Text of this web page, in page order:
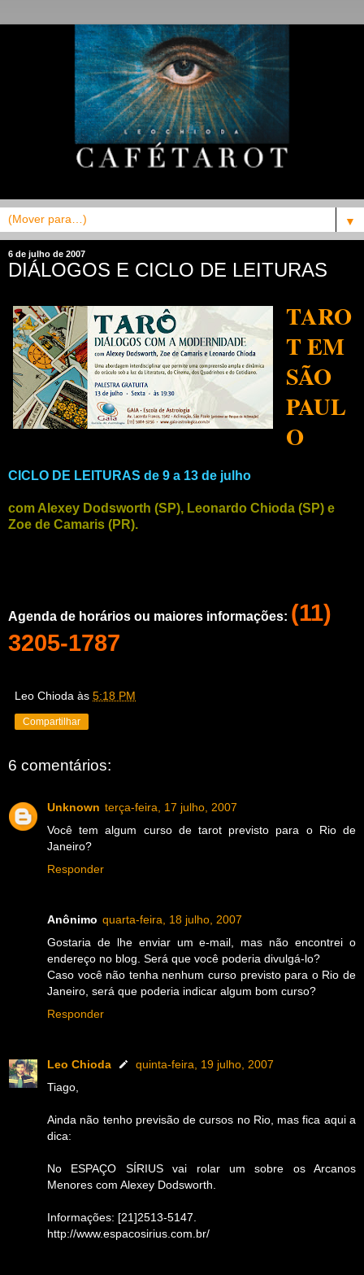
▼
6 de julho de 2007
DIÁLOGOS E CICLO DE LEITURAS
TARO
T EM
SÃO
PAUL
O
CICLO DE LEITURAS de 9 a 13 de julho
com Alexey Dodsworth (SP), Leonardo Chioda (SP) e
Zoe de Camaris (PR).
Agenda de horários ou maiores informações: (11)
3205-1787
Leo Chioda às 5:18 PM
Compartilhar
6 comentários:
Unknown terça-feira, 17 julho, 2007
Você tem algum curso de tarot previsto para o Rio de
Janeiro?
Responder
Anônimo quarta-feira, 18 julho, 2007
Gostaria de lhe enviar um e-mail, mas não encontrei o
endereço no blog. Será que você poderia divulgá-lo?
Caso você não tenha nenhum curso previsto para o Rio de
Janeiro, será que poderia indicar algum bom curso?
Responder
Leo Chioda
quinta-feira, 19 julho, 2007
Tiago,
Ainda não tenho previsão de cursos no Rio, mas fica aqui a
dica:
No ESPAÇO SÍRIUS vai rolar um sobre os Arcanos
Menores com Alexey Dodsworth.
Informações: [21]2513-5147.
http://www.espacosirius.com.br/